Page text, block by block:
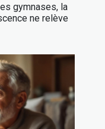
gymnases, la
ne relève